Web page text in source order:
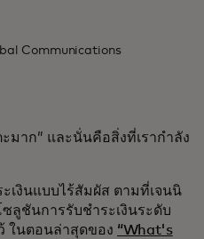
Communications
มาก” และนั่นคือสิ่งที่เรากำลัง
เงินแบบไร้สัมผัส ตามที่เจนนิ
ซลูชันการรับชำระเงินระดับ
ในตอนล่าสุดของ “What's